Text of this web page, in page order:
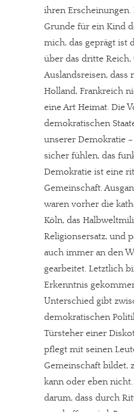
In eigener Sache
Dir gefällt
meinesuedstadt.de finanziert
Werbung. Beide
stark zurückgegangen.
ihren
Grunde für ein Kind
mich, das geprägt ist
über das dritte Reich,
Auslandsreisen, dass
Holland, Frankreich
eine Art Heimat. Die
demokratischen
unserer Demokratie
sicher fühlen, das
Demokratie ist eine
Gemeinschaft.
waren vorher die
Köln, das
Religionsersatz, und
auch immer an den
gearbeitet. Letztlich
Erkenntnis
Unterschied gibt
demokratischen
Türsteher einer
pflegt mit seinen
Gemeinschaft bildet,
kann oder eben
darum, dass durch